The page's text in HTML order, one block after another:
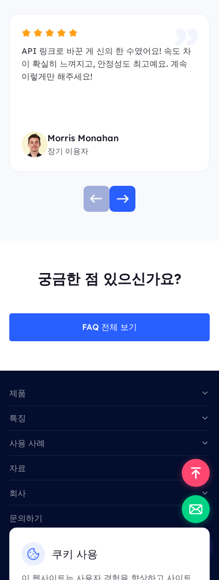
API 링크로 바꾼 게 신의 한 수였어요! 속도 차
이 확실히 느껴지고, 안정성도 최고예요. 계속
이렇게만 해주세요!
Morris Monahan
장기 이용자
궁금한 점 있으신가요?
FAQ 전체 보기
쿠키 사용
이 웹사이트는 사용자 경험을 향상하고 사이트
제품
특징
사용 사례
자료
회사
문의하기
한국인